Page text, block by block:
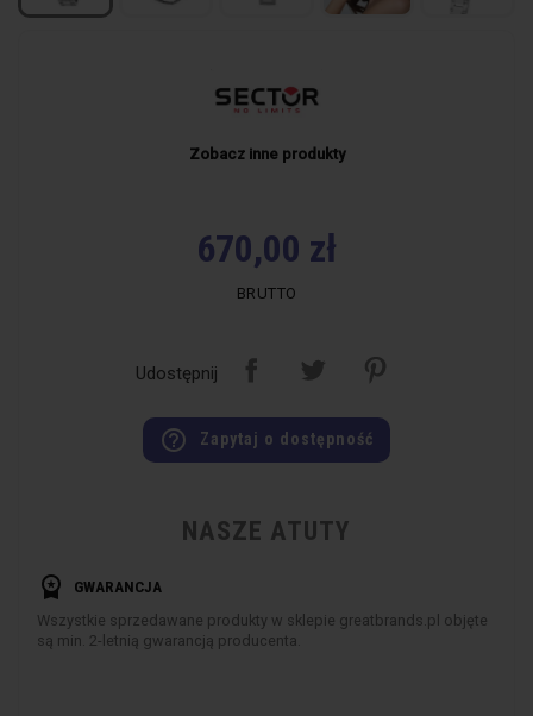
Zobacz inne produkty
670,00 zł
BRUTTO
Udostępnij
help_outline Zapytaj o dostępność
NASZE ATUTY
workspace_premium GWARANCJA
Wszystkie sprzedawane produkty w sklepie greatbrands.pl objęte
są min. 2-letnią gwarancją producenta.